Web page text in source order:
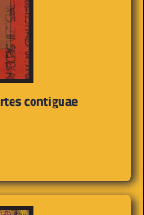
contiguae